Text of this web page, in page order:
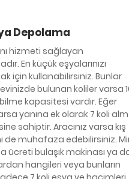
Depolama
hizmeti sağlayan
En küçük eşyalarınızı
için kullanabilirsiniz. Bunlar
bulunan koliler varsa
kapasitesi vardır. Eğer
yanına ek olarak 7 koli
sahiptir. Aracınız varsa kış
de muhafaza edebilirsiniz.
ücreti bulaşık makinası ya
hangileri veya bunların